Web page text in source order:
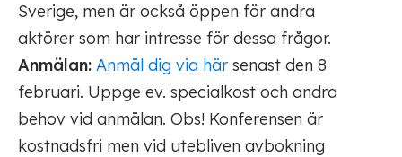
Sverige, men är också öppen för andra
aktörer som har intresse för dessa frågor.
Anmälan: Anmäl dig via här senast den 8
februari. Uppge ev. specialkost och andra
behov vid anmälan. Obs! Konferensen är
kostnadsfri men vid utebliven avbokning